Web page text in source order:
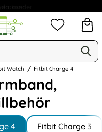
Mina
Watch Fitbit Charge 4
4 Fitbit Charge 3